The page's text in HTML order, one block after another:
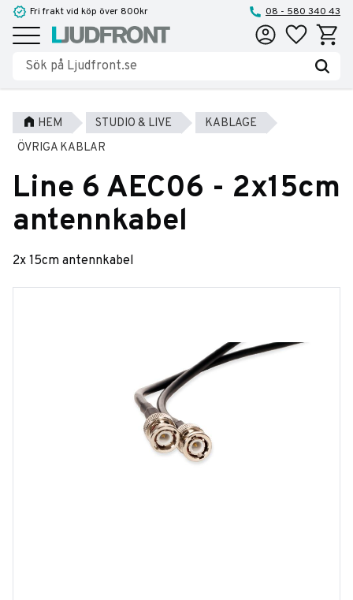
Meny
Fri frakt vid köp över 800kr 08 - 580 340 43
Favoriter
HEM STUDIO & LIVE
KABLAGE
ÖVRIGA KABLAR
Line 6 AEC06 - 2x15cm
antennkabel
2x 15cm antennkabel